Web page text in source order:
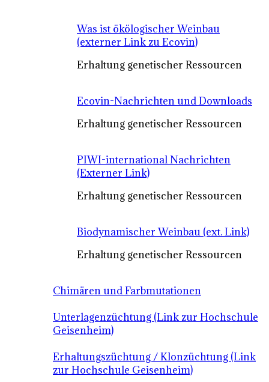
Was ist ökölogischer Weinbau
(externer Link zu Ecovin)
Erhaltung genetischer Ressourcen
Ecovin-Nachrichten und Downloads
Erhaltung genetischer Ressourcen
PIWI-international Nachrichten
(Externer Link)
Erhaltung genetischer Ressourcen
Biodynamischer Weinbau (ext. Link)
Erhaltung genetischer Ressourcen
Chimären und Farbmutationen
Unterlagenzüchtung (Link zur Hochschule
Geisenheim)
Erhaltungszüchtung / Klonzüchtung (Link
zur Hochschule Geisenheim)